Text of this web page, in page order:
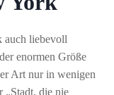
auch liebevoll
enormen Größe
Art nur in wenigen
„Stadt, die nie